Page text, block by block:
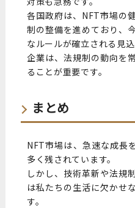
各国政府は、NFT市場の
制の整備を進めており、
なルールが確立される見込
企業は、法規制の動向を
ることが重要です。
まとめ
NFT市場は、急速な成長
多く残されています。
しかし、技術革新や法規
は私たちの生活に欠かせ
す。